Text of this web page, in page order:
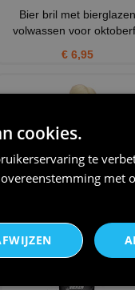
Bier bril met bierglazen
volwassen voor
€ 6,95
Heidi pruik buigbaar
cookies.
te
met